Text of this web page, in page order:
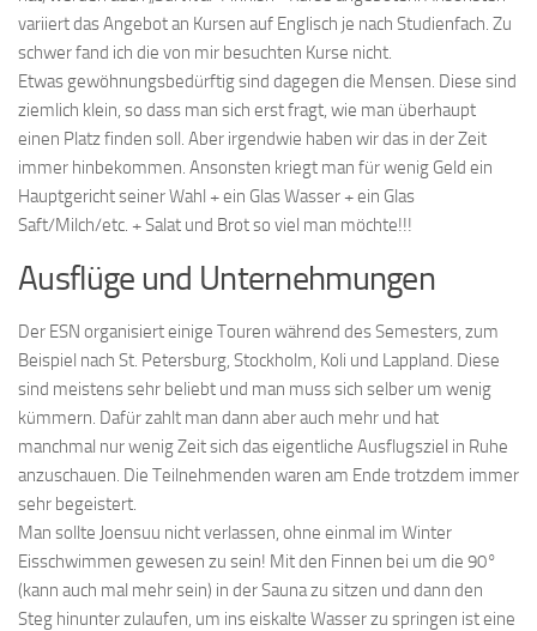
variiert das Angebot an Kursen auf Englisch je nach Studienfach. Zu
schwer fand ich die von mir besuchten Kurse nicht.
Etwas gewöhnungsbedürftig sind dagegen die Mensen. Diese sind
ziemlich klein, so dass man sich erst fragt, wie man überhaupt
einen Platz finden soll. Aber irgendwie haben wir das in der Zeit
immer hinbekommen. Ansonsten kriegt man für wenig Geld ein
Hauptgericht seiner Wahl + ein Glas Wasser + ein Glas
Saft/Milch/etc. + Salat und Brot so viel man möchte!!!
Ausflüge und Unternehmungen
Der ESN organisiert einige Touren während des Semesters, zum
Beispiel nach St. Petersburg, Stockholm, Koli und Lappland. Diese
sind meistens sehr beliebt und man muss sich selber um wenig
kümmern. Dafür zahlt man dann aber auch mehr und hat
manchmal nur wenig Zeit sich das eigentliche Ausflugsziel in Ruhe
anzuschauen. Die Teilnehmenden waren am Ende trotzdem immer
sehr begeistert.
Man sollte Joensuu nicht verlassen, ohne einmal im Winter
Eisschwimmen gewesen zu sein! Mit den Finnen bei um die 90°
(kann auch mal mehr sein) in der Sauna zu sitzen und dann den
Steg hinunter zulaufen, um ins eiskalte Wasser zu springen ist eine